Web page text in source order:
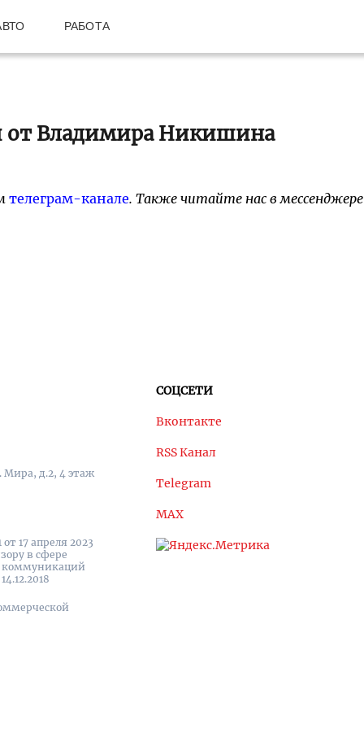
РАБОТА
от Владимира Никишина
телеграм-канале. Также читайте нас в мессенджере
Мира, д.2, 4 этаж
17 апреля 2023
в сфере
коммуникаций
СОЦСЕТИ
Вконтакте
RSS Канал
Telegram
MAX